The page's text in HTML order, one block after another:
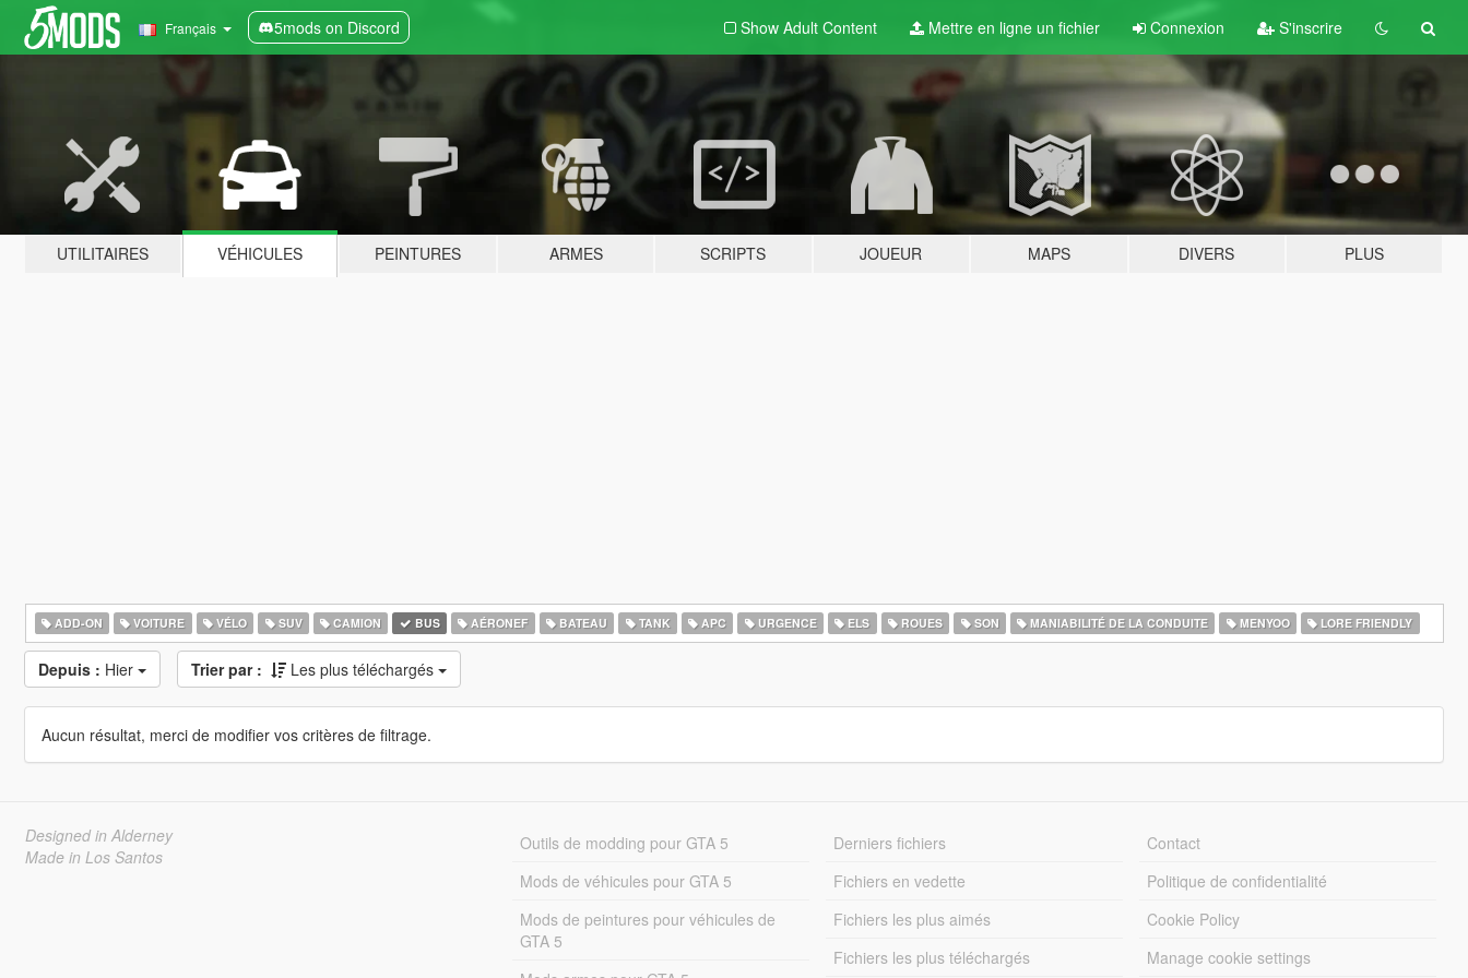
Français 5mods on Discord Show Adult Content Mettre en ligne un fichier Connexion S'inscrire
UTILITAIRES VÉHICULES PEINTURES ARMES SCRIPTS JOUEUR MAPS DIVERS PLUS
ADD-ON VOITURE VÉLO SUV CAMION BUS AÉRONEF BATEAU TANK APC URGENCE ELS ROUES SON MANIABILITÉ DE LA CONDUITE MENYOO LORE FRIENDLY
Depuis : Hier Trier par : Les plus téléchargés
Aucun résultat, merci de modifier vos critères de filtrage.
Designed in Alderney
Made in Los Santos
Outils de modding pour GTA 5
Mods de véhicules pour GTA 5
Mods de peintures pour véhicules de
GTA 5
Derniers fichiers
Fichiers en vedette
Fichiers les plus aimés
Fichiers les plus téléchargés
Contact
Politique de confidentialité
Cookie Policy
Manage cookie settings